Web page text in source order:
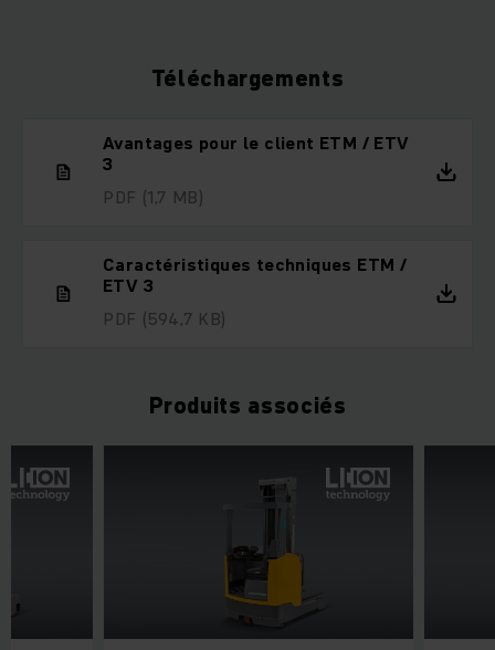
Téléchargements
Avantages pour le client ETM / ETV
3
PDF (1,7 MB)
Caractéristiques techniques ETM /
ETV 3
PDF (594,7 KB)
Produits associés